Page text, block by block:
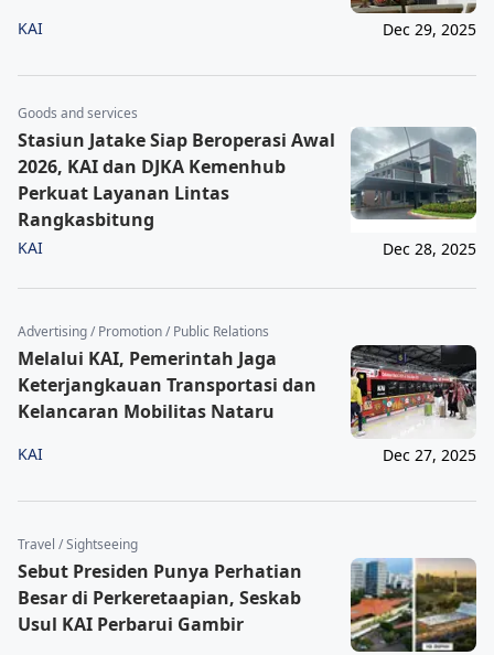
KAI Dec 29, 2025
Goods and services
Stasiun Jatake Siap Beroperasi Awal
2026, KAI dan DJKA Kemenhub
Perkuat Layanan Lintas
Rangkasbitung
KAI Dec 28, 2025
Advertising / Promotion / Public Relations
Melalui KAI, Pemerintah Jaga
Keterjangkauan Transportasi dan
Kelancaran Mobilitas Nataru
KAI Dec 27, 2025
Travel / Sightseeing
Sebut Presiden Punya Perhatian
Besar di Perkeretaapian, Seskab
Usul KAI Perbarui Gambir